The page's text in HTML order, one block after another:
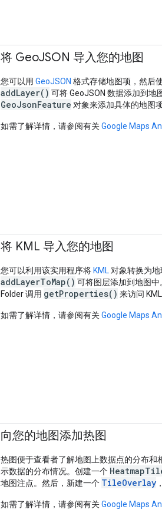
将 GeoJSON 导入您的地图
您可以用 GeoJSON 格式存储地图项，然后
addLayer() 可将 GeoJSON 数据添加到地
GeoJsonFeature 对象来添加具体的地图项
如需了解详情，请参阅有关Google Maps
将 KML 导入您的地图
您可以利用该实用程序将 KML 对象转换为
addLayerToMap() 可将图层添加到地图
Folder 调用 getProperties() 来访问
如需了解详情，请参阅有关Google Maps
向您的地图添加热图
热图便于查看者了解地图上数据点的分布
示数据的分布情况。创建一个
地图注点。然后，新建一个 TileOverlay
如需了解详情，请参阅有关Google Maps